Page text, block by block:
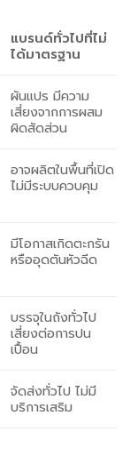
แบรนด์ทั่วไปที่ไม่
ได้มาตรฐาน
ผันแปร มีความ
เสี่ยงจากการผสม
ผิดสัดส่วน
อาจผลิตในพื้นที่เปิด
ไม่มีระบบควบคุม
มีโอกาสเกิดตะกรัน
หรืออุดตันหัวฉีด
บรรจุในถังทั่วไป
เสี่ยงต่อการปน
เปื้อน
จัดส่งทั่วไป ไม่มี
บริการเสริม